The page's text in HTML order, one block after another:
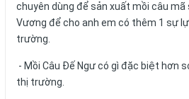
chuyên dùng để sản xuất mồi câu mã
Vương để cho anh em có thêm 1 sự
trường.
- Mồi Câu Đế Ngư có gì đặc biệt hơn
thị trường.